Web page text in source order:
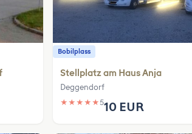
Bobilplass
Stellplatz am Haus Anja
Deggendorf
★ ★ ★ ★ ★510 EUR